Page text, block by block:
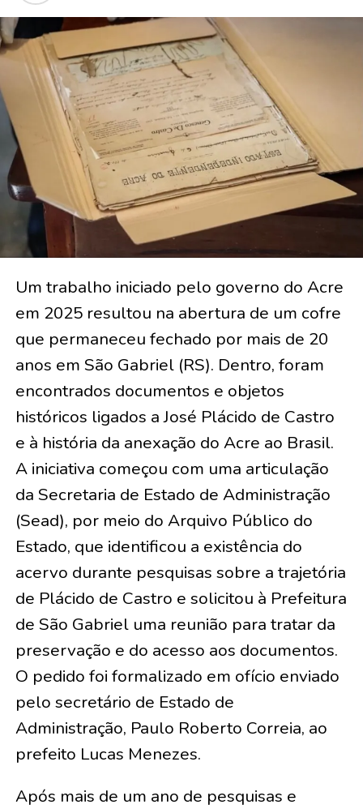
Um trabalho iniciado pelo governo do Acre
em 2025 resultou na abertura de um cofre
que permaneceu fechado por mais de 20
anos em São Gabriel (RS). Dentro, foram
encontrados documentos e objetos
históricos ligados a José Plácido de Castro
e à história da anexação do Acre ao Brasil.
A iniciativa começou com uma articulação
da Secretaria de Estado de Administração
(Sead), por meio do Arquivo Público do
Estado, que identificou a existência do
acervo durante pesquisas sobre a trajetória
de Plácido de Castro e solicitou à Prefeitura
de São Gabriel uma reunião para tratar da
preservação e do acesso aos documentos.
O pedido foi formalizado em ofício enviado
pelo secretário de Estado de
Administração, Paulo Roberto Correia, ao
prefeito Lucas Menezes.
Após mais de um ano de pesquisas e